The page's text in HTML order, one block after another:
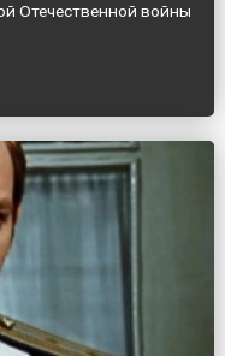
Отечественной войны